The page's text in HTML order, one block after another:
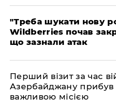
​"Треба шукати нову
Wildberries почав
що зазнали атак
​Перший візит за час
Азербайджану прибув
важливою місією